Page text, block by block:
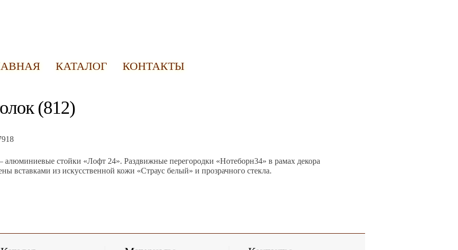
КАТАЛОГ КОНТАКТЫ
(812)
алюминиевые стойки «Лофт 24». Раздвижные перегородки «Нотеборн34» в рамах декора
вставками из искусственной кожи «Страус белый» и прозрачного стекла.